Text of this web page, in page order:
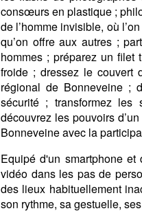
consœurs en plastique ;
de l’homme invisible, où
qu’on offre aux autres ;
hommes ; préparez un filet
froide ; dressez le couvert
régional de Bonneveine ;
sécurité ; transformez
découvrez les pouvoirs
Bonneveine avec la
Equipé d'un smartphone
vidéo dans les pas de
des lieux habituellement
son rythme, sa gestuelle,